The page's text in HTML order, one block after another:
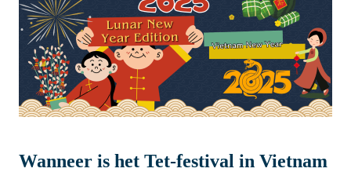
Wanneer is het Tet-festival in Vietnam